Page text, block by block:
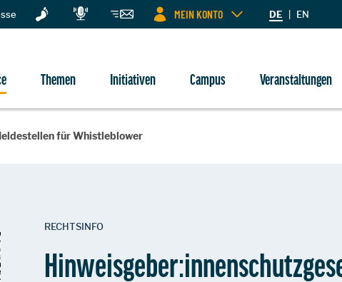
MEIN KONTO DE | EN
Themen Initiativen Campus Veranstaltungen
für Whistleblower
RECHTSINFO